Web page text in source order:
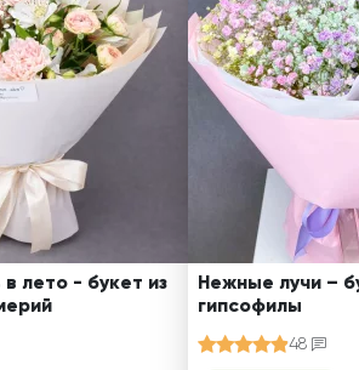
лето - букет из
Нежные лучи –
гипсофилы
48